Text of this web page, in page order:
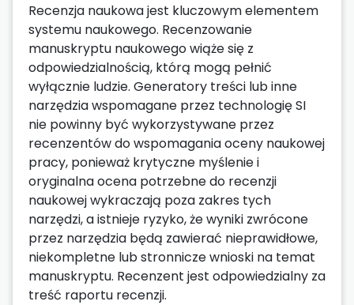
Recenzja naukowa jest kluczowym elementem
systemu naukowego. Recenzowanie
manuskryptu naukowego wiąże się z
odpowiedzialnością, którą mogą pełnić
wyłącznie ludzie. Generatory treści lub inne
narzędzia wspomagane przez technologię SI
nie powinny być wykorzystywane przez
recenzentów do wspomagania oceny naukowej
pracy, ponieważ krytyczne myślenie i
oryginalna ocena potrzebne do recenzji
naukowej wykraczają poza zakres tych
narzędzi, a istnieje ryzyko, że wyniki zwrócone
przez narzędzia będą zawierać nieprawidłowe,
niekompletne lub stronnicze wnioski na temat
manuskryptu. Recenzent jest odpowiedzialny za
treść raportu recenzji.